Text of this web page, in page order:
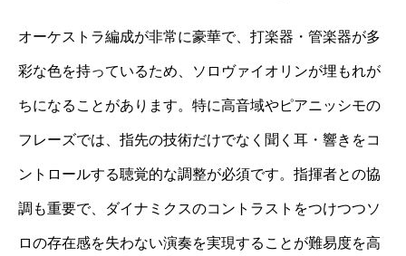
オーケストラ編成が非常に豪華で、打楽器・管楽器が多
彩な色を持っているため、ソロヴァイオリンが埋もれが
ちになることがあります。特に高音域やピアニッシモの
フレーズでは、指先の技術だけでなく聞く耳・響きをコ
ントロールする聴覚的な調整が必須です。指揮者との協
調も重要で、ダイナミクスのコントラストをつけつつソ
ロの存在感を失わない演奏を実現することが難易度を高